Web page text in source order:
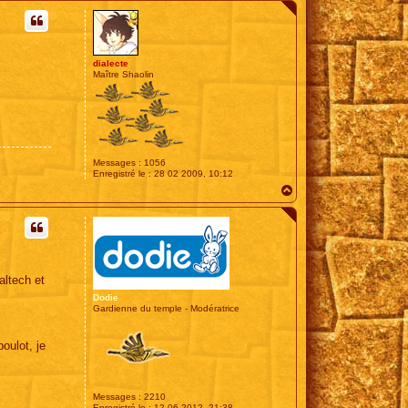
u
dialecte
Maître Shaolin
Messages : 1056
Enregistré le : 28 02 2009, 10:12
a
u
Dodie
Gardienne du temple - Modératrice
Messages : 2210
et
je